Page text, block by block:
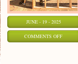
JUNE - 19 - 2025
COMMENTS OFFON